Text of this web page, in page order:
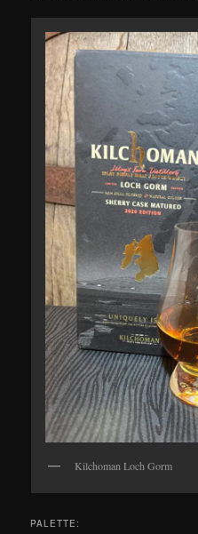
Kilchoman Loch Gorm
PALETTE: